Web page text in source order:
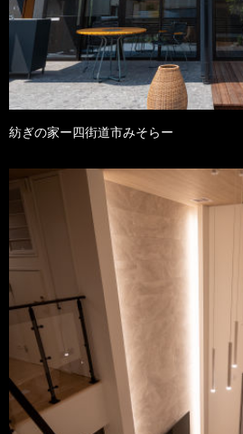
紡ぎの家ー四街道市みそらー